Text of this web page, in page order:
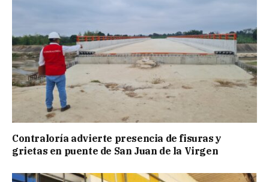
Contraloría advierte presencia de fisuras y
grietas en puente de San Juan de la Virgen